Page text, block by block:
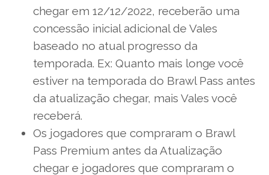
chegar em 12/12/2022, receberão uma
concessão inicial adicional de Vales
baseado no atual progresso da
temporada. Ex: Quanto mais longe você
estiver na temporada do Brawl Pass antes
da atualização chegar, mais Vales você
receberá.
Os jogadores que compraram o Brawl
Pass Premium antes da Atualização
chegar e jogadores que compraram o